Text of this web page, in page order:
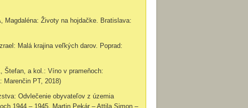
Magdaléna: Životy na hojdačke. Bratislava:
Malá krajina veľkých darov. Poprad:
Štefan, a kol.: Víno v prameňoch:
Marenčin PT, 2018)
Odvlečenie obyvateľov z územia
1944 – 1945. Martin Pekár – Attila Simon –